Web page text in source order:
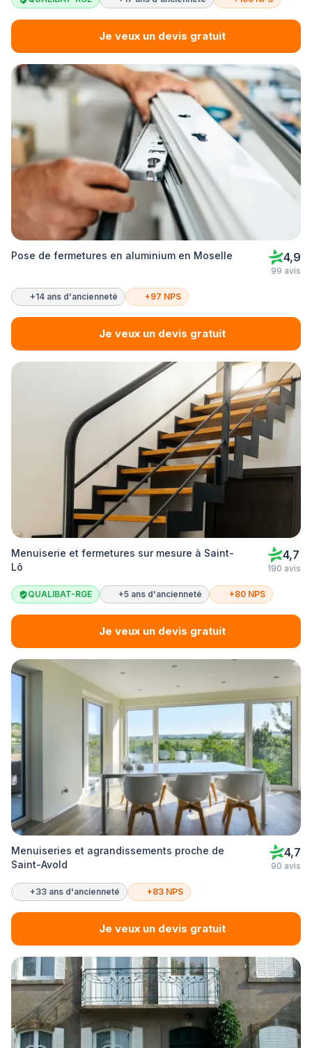
Je veux un devis gratuit
Pose de fermetures en aluminium en Moselle 4,9
99 avis
+14 ans d'ancienneté +97 NPS
Je veux un devis gratuit
Menuiserie et fermetures sur mesure à Saint-
Lô
4,7
190 avis
QUALIBAT-RGE +5 ans d'ancienneté +80 NPS
Je veux un devis gratuit
Menuiseries et agrandissements proche de
Saint-Avold
4,7
90 avis
+33 ans d'ancienneté +83 NPS
Je veux un devis gratuit